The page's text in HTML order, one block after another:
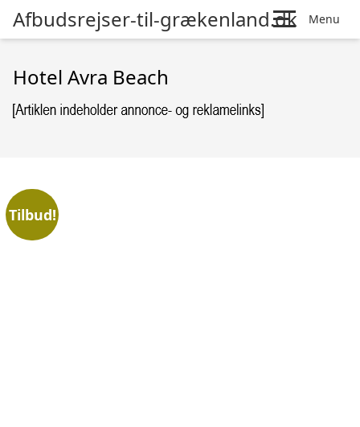
Afbudsrejser-til-grækenland.dk Menu
Hotel Avra Beach
Tilbud!